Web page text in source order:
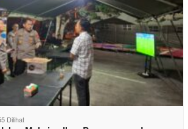
Dilihat